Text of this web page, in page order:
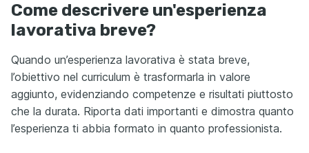
Come descrivere un'esperienza
lavorativa breve?
Quando un’esperienza lavorativa è stata breve,
l’obiettivo nel curriculum è trasformarla in valore
aggiunto, evidenziando competenze e risultati piuttosto
che la durata. Riporta dati importanti e dimostra quanto
l’esperienza ti abbia formato in quanto professionista.